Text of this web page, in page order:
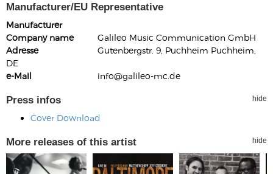
Manufacturer/EU Representative
Manufacturer
Company name
Galileo Music Communication GmbH
Adresse
Gutenbergstr. 9, Puchheim Puchheim,
DE
e-Mail
info@galileo-mc.de
Press infos hide
Cover Download
More releases of this artist hide